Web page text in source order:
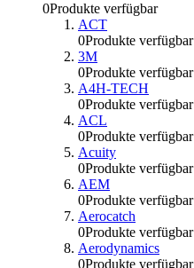
0Produkte verfügbar
ACT
0Produkte verfügbar
3M
0Produkte verfügbar
A4H-TECH
0Produkte verfügbar
ACL
0Produkte verfügbar
Acuity
0Produkte verfügbar
AEM
0Produkte verfügbar
Aerocatch
0Produkte verfügbar
Aerodynamics
0Produkte verfügbar